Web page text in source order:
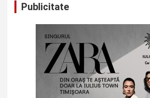
Publicitate